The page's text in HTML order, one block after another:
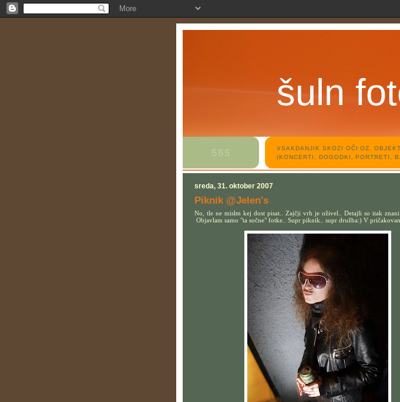
šuln
VSAKDANJIK SKOZI OČI OZ.
(KONCERTI, DOGODKI, PORTRETI,
sreda, 31. oktober 2007
Piknik @Jelen's
No, tle ne mislm kej dost pisat.. Zajčji vrh je oživel.. Detajli so itak znani
Objavlam samo "ta sočne" fotke.. Supr piknik.. supr družba:) V